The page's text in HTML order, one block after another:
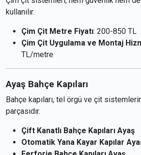
kullanılır.
Çim Çit Metre Fiyatı: 200-850 TL
Çim Çit Uygulama ve Montaj
TL/metre
Ayaş Bahçe Kapıları
Bahçe kapıları, tel örgü ve çit
parçasıdır.
Çift Kanatlı Bahçe Kapıları Ayaş
Otomatik Yana Kayar Kapılar